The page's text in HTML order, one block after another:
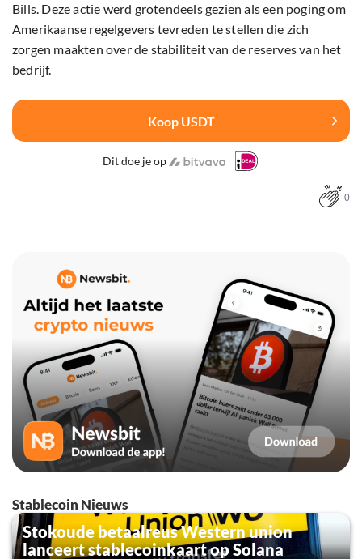
Bills. Deze actie werd grotendeels gezien als een poging om
Amerikaanse regelgevers tevreden te stellen die zich
zorgen maakten over de stabiliteit van de reserves van het
bedrijf.
Koop USDT
Dit doe je op
0
Stablecoin Nieuws
Stokoude betaalreus Western union
lanceert stablecoinkaart op Solana